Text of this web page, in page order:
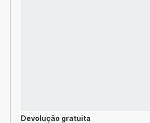
Devolução gratuita